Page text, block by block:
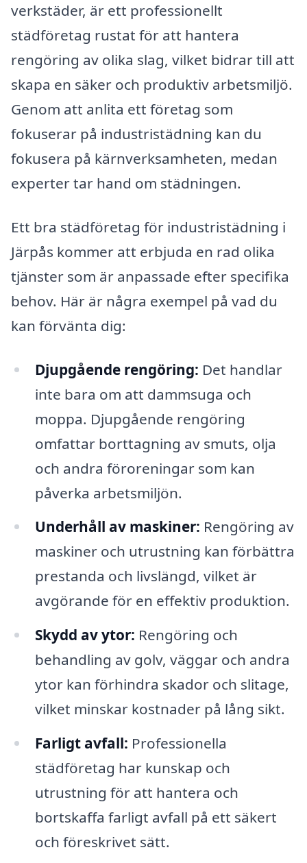
verkstäder, är ett professionellt
städföretag rustat för att hantera
rengöring av olika slag, vilket bidrar till att
skapa en säker och produktiv arbetsmiljö.
Genom att anlita ett företag som
fokuserar på industristädning kan du
fokusera på kärnverksamheten, medan
experter tar hand om städningen.
Ett bra städföretag för industristädning i
Järpås kommer att erbjuda en rad olika
tjänster som är anpassade efter specifika
behov. Här är några exempel på vad du
kan förvänta dig:
Djupgående rengöring: Det handlar
inte bara om att dammsuga och
moppa. Djupgående rengöring
omfattar borttagning av smuts, olja
och andra föroreningar som kan
påverka arbetsmiljön.
Underhåll av maskiner: Rengöring av
maskiner och utrustning kan förbättra
prestanda och livslängd, vilket är
avgörande för en effektiv produktion.
Skydd av ytor: Rengöring och
behandling av golv, väggar och andra
ytor kan förhindra skador och slitage,
vilket minskar kostnader på lång sikt.
Farligt avfall: Professionella
städföretag har kunskap och
utrustning för att hantera och
bortskaffa farligt avfall på ett säkert
och föreskrivet sätt.